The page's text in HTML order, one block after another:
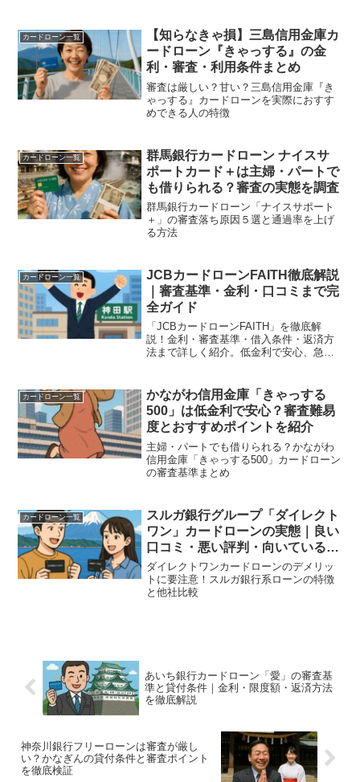
カードローン一覧
【知らなきゃ損】三島信用金庫カ
ードローン『きゃっする』の金
利・審査・利用条件まとめ
審査は厳しい？甘い？三島信用金庫『き
ゃっする』カードローンを実際におすす
めできる人の特徴
カードローン一覧
群馬銀行カードローン ナイスサ
ポートカード＋は主婦・パートで
も借りられる？審査の実態を調査
群馬銀行カードローン「ナイスサポート
＋」の審査落ち原因５選と通過率を上げ
る方法
カードローン一覧
JCBカードローンFAITH徹底解説
｜審査基準・金利・口コミまで完
全ガイド
「JCBカードローンFAITH」を徹底解
説！金利・審査基準・借入条件・返済方
法まで詳しく紹介。低金利で安心、急ぎ
カードローン一覧
かながわ信用金庫「きゃっする
500」は低金利で安心？審査難易
度とおすすめポイントを紹介
主婦・パートでも借りられる？かながわ
信用金庫「きゃっする500」カードローン
の審査基準まとめ
カードローン一覧
スルガ銀行グループ「ダイレクト
ワン」カードローンの実態｜良い
口コミ・悪い評判・向いている人
とは？
ダイレクトワンカードローンのデメリッ
トに要注意！スルガ銀行系ローンの特徴
と他社比較
あいち銀行カードローン「愛」の審査基
準と貸付条件｜金利・限度額・返済方法
を徹底解説
神奈川銀行フリーローンは審査が厳し
い？かなぎんの貸付条件と審査ポイント
を徹底検証